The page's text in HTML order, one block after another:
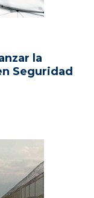
la
Seguridad